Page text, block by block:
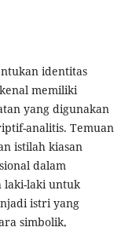
identitas
memiliki
yang digunakan
analitis. Temuan
istilah kiasan
dalam
laki-laki untuk
istri yang
simbolik,